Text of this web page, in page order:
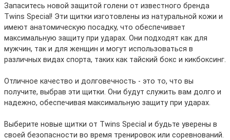
Запаситесь новой защитой голени от известного бренда
Twins Special! Эти щитки изготовлены из натуральной кожи и
имеют анатомическую посадку, что обеспечивает
максимальную защиту при ударах. Они подходят как для
мужчин, так и для женщин и могут использоваться в
различных видах спорта, таких как тайский бокс и кикбоксинг.
Отличное качество и долговечность - это то, что вы
получите, выбрав эти щитки. Они будут служить вам долго и
надежно, обеспечивая максимальную защиту при ударах.
Выберите новые щитки от Twins Special и будьте уверены в
своей безопасности во время тренировок или соревнований.